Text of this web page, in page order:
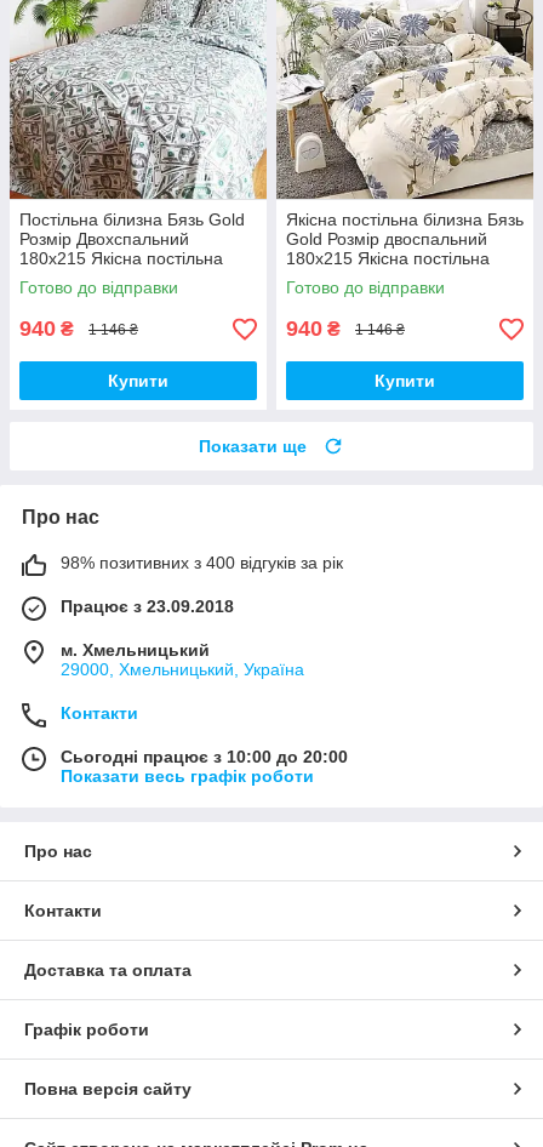
Постільна білизна Бязь Gold
Розмір Двохспальний
180х215 Якісна постільна
білизна
Готово до відправки
940 ₴ 1 146 ₴
Купити
Якісна постільна білизна Бязь
Gold Розмір двоспальний
180х215 Якісна постільна
білизна
Готово до відправки
940 ₴ 1 146 ₴
Купити
Показати ще
Про нас
98% позитивних з 400 відгуків за рік
Працює з 23.09.2018
м. Хмельницький
29000, Хмельницький, Україна
Контакти
Сьогодні працює з 10:00 до 20:00
Показати весь графік роботи
Про нас
Контакти
Доставка та оплата
Графік роботи
Повна версія сайту